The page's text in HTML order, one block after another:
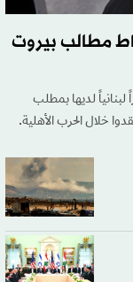
مطالب بيروت
المطالب اللبنانية بالإفراج عن 34 أسيراً لبنانياً لديها بمطلب
خلال الحرب الأهلية.